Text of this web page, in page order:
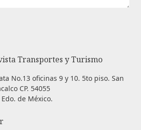
Transportes y Turismo
No.13 oficinas 9 y 10. 5to piso. San
CP. 54055
de México.